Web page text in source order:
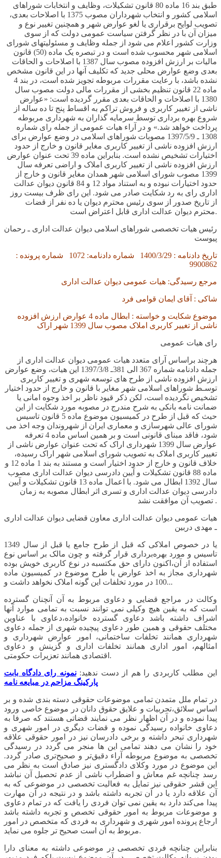
طبق بند 16 ماده 80 قانون تشکیلات، وظایف و انتخابات شوراهای
اسلامی کشور و انتخاب شهرداران مصوب 1375 با اصلاحات بعدی،
تصویب لوایح برقراری یا لغو عوارض شهر و همچنین تغییر نوع و
میزان آن با در نظر گرفتن سیاست عمومی دولت که از سوی
وزارت کشور اعلام می شود از جمله وظایف و مسئولیتهای شورای
اسلامی شهر محسوب شده است و در تبصره یک ماده (50)
قانون
مالیات بر ارزش افزوده مصوب سال 1387 با اصلاحات و الحاقات
بعدی وضع عوارض محلی جدید که تکلیف آنها در این قانون مشخص
نشده باشد، با رعایت مقررات مربوطه تجویز شده است، در بند 4
ماده 22 قانون تنظیم بخشی از مقررات مالی دولت مصوب سال
1380 با اصلاحات و الحاقات بعدی مقرر گردیده است: «عوارض
ناشی از تغییر کاربری و فروش تراکم به اقساط پنج تا ده ساله از
شروع بهره برداری توسط سرمایه گذاران به شهرداری مربوطه
پرداخت خواهد شد.» و در آراء هیات عمومی از جمله رای شماره
1308 ـ 1397/5/9 مصوبات شوراهای اسلامی در وضع عوارض برای
ارزش افزوده ناشی از تغییر کاربری مغایر قانون و خارج از حدود
اختیارات تشخیص نشده است. بنابراین ماده 39 تحت عنوان عوارض
ارزش افزوده ناشی از تغییر کاربری املاک و اراضی تعرفه سال
1399 مصوب شورای اسلامی شهر همدان مغایر قانون و خارج از
حدود اختیارات نبوده و به استناد مواد 12 و 84 قانون دیوان عدالت
اداری رای به رد شکایت صادر می شود. این رای ظرف بیست روز
از تاریخ صدور از سوی رئیس محترم دیوان یا ده نفر از قضات
محترم دیوان عدالت اداری قابل اعتراض است.
رئیس هیات تخصصی شوراهای اسلامی دیوان عدالت اداری ـ رحمان
پیوست
تاریخ دادنامه : 1400/3/29 شماره دادنامه: 1072 شماره پرونده :
9900862
مرجع رسیدگی: هیات عمومی دیوان عدالت اداری
شاکی : آقای ایمان قوامی فرد
موضوع شکایت و خواسته : ابطال ماده 4 عوارض ارزش افزوده
ناشی از تغییر کاربری املاک مصوب سال 1399 شهر اراک
رای هیات عمومی
هرچند براساس آرای متعدد هیات عمومی دیوان عدالت اداری از
جمله دادنامه شماره 367 الی 381ـ 1397/3/8 این هیات، وضع عوارض
ارزش افزوده ناشی از طرح های توسعه شهری و تغییر کاربری
توسـط شوراهای اسلامی شهر مغایر با قانون و خارج از حدود اختیار
تشخیص نگردیده است، لکن ذکر قیود ناظر بر اخذ وجوه امانی یا
ضمانت نامه بانکی به شرح مندرج در مصوبه مورد شکایت از این
حیث که قبل از طرح در کمیسیون موضوع ماده 5 قانون تاسیس
شورای عالی شهرسازی و معماری ایران از شهروندان وجه اخذ می
شود، فاقد مبنای قانونی است و بر همین اساس ماده 4 تعرفه
عوارض سال 1399 شهرداری اراک که تحت عنوان عوارض ناشی از
تغییر کاربری املاک به تصویب شورای اسلامی شهر اراک رسیده،
خلاف قانون و خارج از حدود اختیار است و مستند به بند 1 ماده 12 و
ماده 88 قانون تشکیلات و آیین دادرسی دیوان عدالت اداری مصوب
سال 1392 ابطال می شود. با اعمال ماده 13 قانون تشکیلات و آیین
دادرسی دیوان عدالت اداری و تسری اثر ابطال مصوبه به زمان
تصویب آن موافقت نشد .
هیات عمومی دیوان عدالت اداری معاون قضایی دیوان عدالت اداری
ـ مهدی دربین
یا در خصوص املاکی که قبل از طرح جامع یا قبل از سال 1349
تاسیس و مورد بهره‌برداری قرار گرفته و چون مالک بر اساس نوع
استفاده از آن،اکنون دارای حق مکتسبه در نوع کاربری خویش بوده
شهرداری مجاز به اخذ عوارض یا طرح موضوع در کمیسیون ماده
100 در مورد تخلفات این گونه املاک نخواهد داشت و...
وکالت در مراجع قضایی و دعاوی مربوط به آن آنچنان گسترده
است که به یقین هیچ وکیلی نمی توانند نسبت به تمامی موارد آنها
اشراف داشته باشد دعاوی گسترده خانواده،دعاوی با عناوین
مختلف حقوقی و همین طور دعاوی پیچیده شهری از جمله دعاوی
شهرداری همانند تخلفات ساختمانی، امور عوارض شهرداری و
امثالهم، امور اداری همانند تخلفات اداری و گزینش و دعاوی
اقتصادی همانند تعزیرات حکومتی.
این مطلب کاربردی را هم از دست ندهید: نمونه رای دادگاه بابت
پارکینگ مزاحم در مبایعه نامه
در تمام ملل متمدن تمامی موضوعات حقوقی دسته بندی شده و بر
اساس سلائق،تجربیات و علایق حقوق دانان در موضوع خاصی ورود
پیدا نموده و در آن اظهار نظر می نمایند قضاتی هستند که صرفا به
دعاوی خانواده رسیدگی نموده و قضات دیگری در امور شهری و
شهرداری تبحر داشته و برخی دادرسان نیز در امور حقوقی علاقه
خود را نشان می دهند تمامی این ها منجر می گردد در رسیدگی
تخصصی به موضوع مربوطه آراء دقیق‌تر و صحیح‌تری صادر گردد.
این موضوع در مورد وکلای دادگستری نیز صادق است به نظر می
رسد چنانچه غم معاش و اضطراب ناشی از عدم تحصیل آن نباشد
این قشر حقوقی نیز تمایل به فعالیت تخصصی در موضوعی که به
آن علاقه دارد یا در آن تجربه داشته باشد و در نتیجه در آن مهارت
پیدا می‌کند دارد به یقین نمی توان فردی را یافت که در تمام دعاوی
و موضوعات مربوط به امور حقوقی تخصص و تجربه داشته باشد
ارجاع پرونده امور شهری و شهرداری به فردی که متخصص در امور
مربوط به آن است صحیح تر جلوه می نماید.
بنابراین چنانچه فردی تخصصی در موضوعی داشته به معنای دارا